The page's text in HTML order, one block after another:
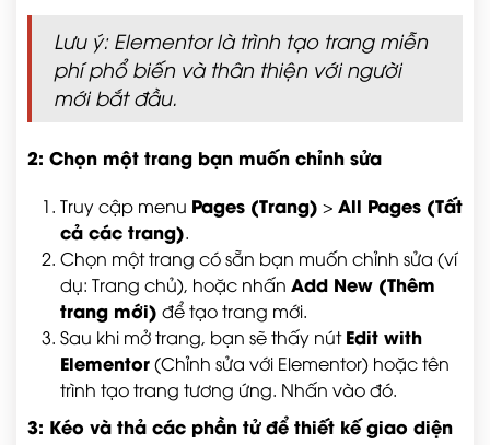
Lưu ý: Elementor là trình tạo trang miễn
phí phổ biến và thân thiện với người
mới bắt đầu.
2: Chọn một trang bạn muốn chỉnh sửa
Truy cập menu Pages (Trang) > All Pages (Tất
cả các trang).
Chọn một trang có sẵn bạn muốn chỉnh sửa (ví
dụ: Trang chủ), hoặc nhấn Add New (Thêm
trang mới) để tạo trang mới.
Sau khi mở trang, bạn sẽ thấy nútEdit with
Elementor(Chỉnh sửa với Elementor) hoặc tên
trình tạo trang tương ứng. Nhấn vào đó.
3: Kéo và thả các phần tử để thiết kế giao diện